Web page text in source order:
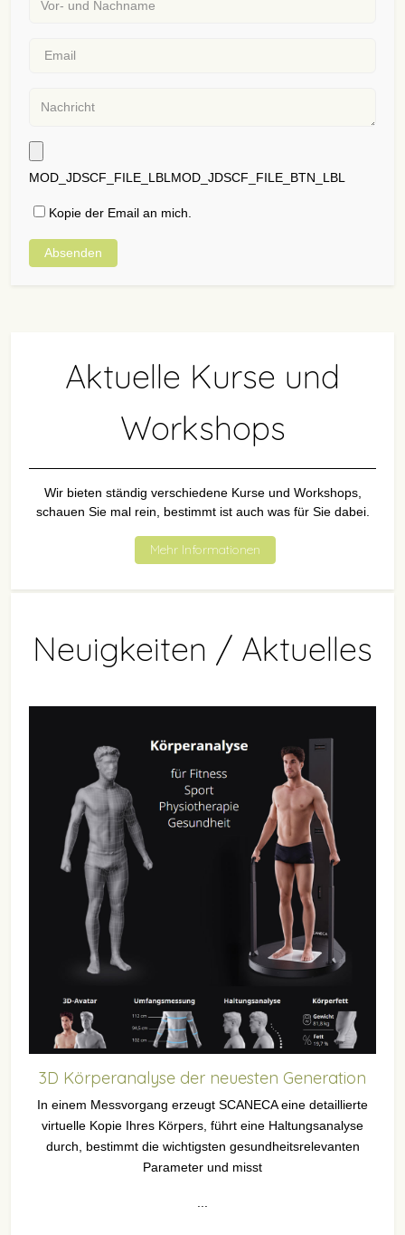
MOD_JDSCF_FILE_LBL
Kopie der Email an mich.
Absenden
Aktuelle Kurse und
Workshops
Wir bieten ständig verschiedene Kurse und Workshops,
schauen Sie mal rein, bestimmt ist auch was für Sie dabei.
Mehr Informationen
Neuigkeiten / Aktuelles
3D Körperanalyse der neuesten Generation
In einem Messvorgang erzeugt SCANECA eine detaillierte
virtuelle Kopie Ihres Körpers, führt eine Haltungsanalyse
durch, bestimmt die wichtigsten gesundheitsrelevanten
Parameter und misst